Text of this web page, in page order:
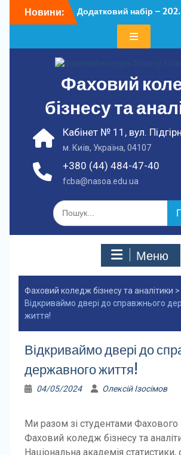
доНовини:
Додатковий набір –
У ФКБА НАСОА
Фаховий
бізнесу та
+380 (44) 484-47-40
fcba@nasoa.edu.ua
Кабінет № 11, вул.
м. Київ, Україна, 04107
Шукати:
Меню
Фаховий коледж бізнесу та аналітики >
Відкриваймо двері до справжнього
життя!
Відкриваймо двері до
державного життя!
04/05/2024 Олексій Ізосімов
Ми разом зі студентами
Фаховий коледж бізнесу та
Національна академія статистики,